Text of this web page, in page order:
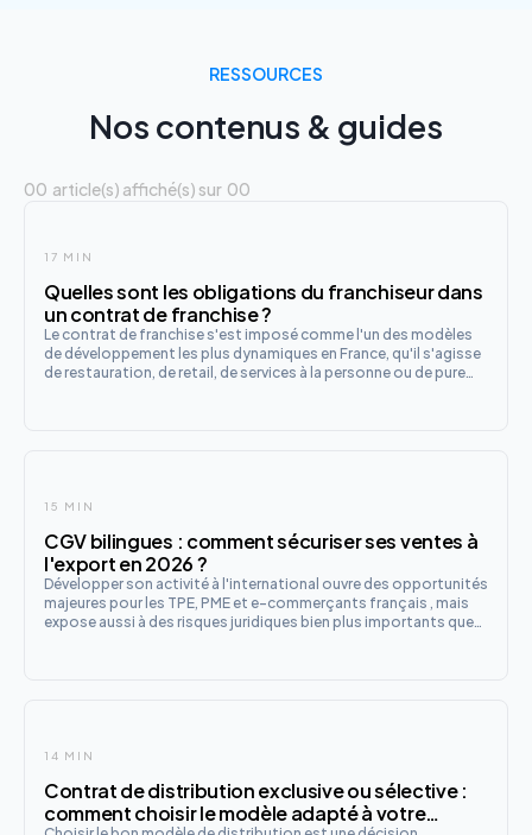
RESSOURCES
Nos contenus & guides
00 article(s) affiché(s) sur 00
17 MIN
Quelles sont les obligations du franchiseur dans
un contrat de franchise ?
Le contrat de franchise s'est imposé comme l'un des modèles
de développement les plus dynamiques en France, qu'il s'agisse
de restauration, de retail, de services à la personne ou de pure
15 MIN
CGV bilingues : comment sécuriser ses ventes à
l'export en 2026 ?
Développer son activité à l'international ouvre des opportunités
majeures pour les TPE, PME et e-commerçants français , mais
expose aussi à des risques juridiques bien plus importants que
14 MIN
Contrat de distribution exclusive ou sélective :
comment choisir le modèle adapté à votre